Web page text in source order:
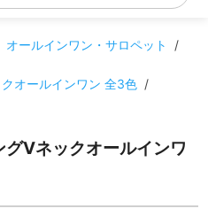
オールインワン・サロペット
/
クオールインワン 全3色 /
グVネックオールインワ